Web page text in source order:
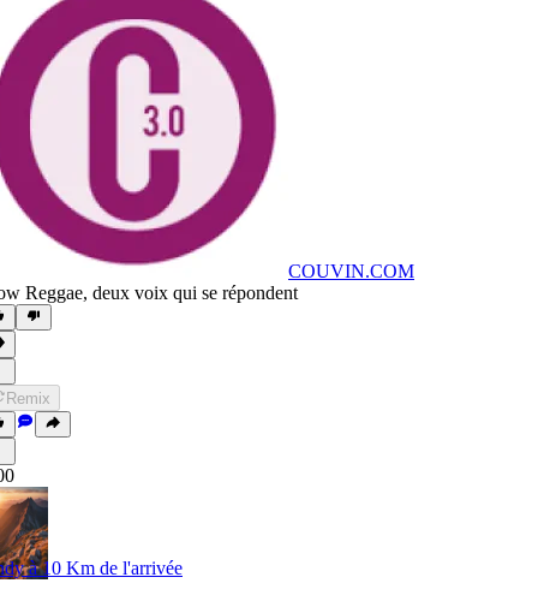
COUVIN.COM
Reggae, deux voix qui se répondent
Remix
à 10 Km de l'arrivée